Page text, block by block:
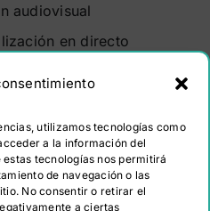
utilizamos tecnologías como
a la información del
tecnologías nos permitirá
de navegación o las
No consentir o retirar el
a ciertas
audiovisual
en directo